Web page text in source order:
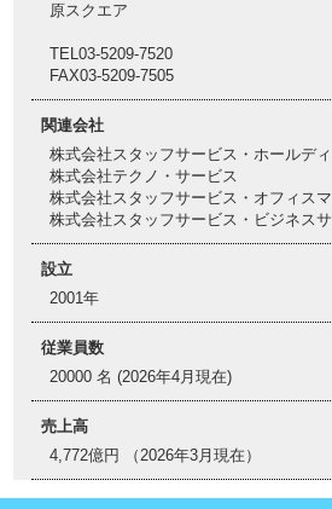
原スクエア
TEL03-5209-7520
FAX03-5209-7505
関連会社
株式会社スタッフサービス・ホールデ
株式会社テクノ・サービス
株式会社スタッフサービス・オフィス
株式会社スタッフサービス・ビジネス
設立
2001年
従業員数
20000 名 (2026年4月現在)
売上高
4,772億円 （2026年3月現在）